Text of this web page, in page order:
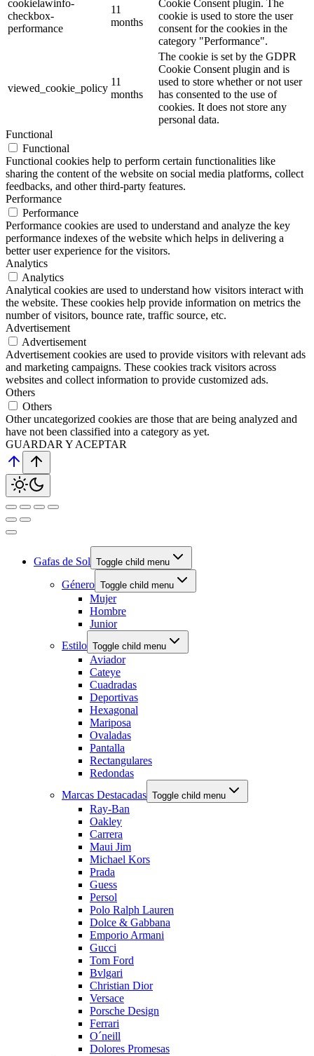
cookielawinfo-
checkbox-
performance
11
months
Cookie Consent plugin. The
cookie is used to store the user
consent for the cookies in the
category "Performance".
viewed_cookie_policy
11
months
The cookie is set by the GDPR
Cookie Consent plugin and is
used to store whether or not user
has consented to the use of
cookies. It does not store any
personal data.
Functional
Functional
Functional cookies help to perform certain functionalities like
sharing the content of the website on social media platforms, collect
feedbacks, and other third-party features.
Performance
Performance
Performance cookies are used to understand and analyze the key
performance indexes of the website which helps in delivering a
better user experience for the visitors.
Analytics
Analytics
Analytical cookies are used to understand how visitors interact with
the website. These cookies help provide information on metrics the
number of visitors, bounce rate, traffic source, etc.
Advertisement
Advertisement
Advertisement cookies are used to provide visitors with relevant ads
and marketing campaigns. These cookies track visitors across
websites and collect information to provide customized ads.
Others
Others
Other uncategorized cookies are those that are being analyzed and
have not been classified into a category as yet.
GUARDAR Y ACEPTAR
Gafas de Sol Toggle child menu
Género Toggle child menu
Mujer
Hombre
Junior
Estilo Toggle child menu
Aviador
Cateye
Cuadradas
Deportivas
Hexagonal
Mariposa
Ovaladas
Pantalla
Rectangulares
Redondas
Marcas Destacadas Toggle child menu
Ray-Ban
Oakley
Carrera
Maui Jim
Michael Kors
Prada
Guess
Persol
Polo Ralph Lauren
Dolce & Gabbana
Emporio Armani
Gucci
Tom Ford
Bvlgari
Christian Dior
Versace
Porsche Design
Ferrari
O´neill
Dolores Promesas